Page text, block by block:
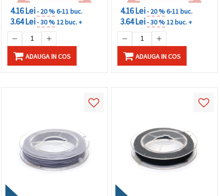
4.16 Lei- 20 %6-11 buc.
3.64 Lei- 30 %12 buc. +
ADAUGA IN COS
4.16 Lei- 20 %6-11 buc.
3.64 Lei- 30 %12 buc. +
ADAUGA IN COS